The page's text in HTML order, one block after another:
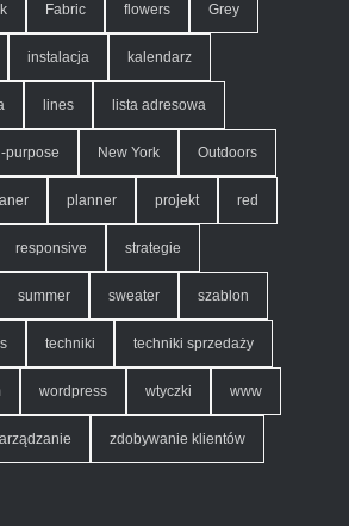
Fabric flowers Grey
instalacja kalendarz
lines lista adresowa
purpose New York Outdoors
planner projekt red
responsive strategie
summer sweater szablon
techniki techniki sprzedaży
wordpress wtyczki www
zdobywanie klientów